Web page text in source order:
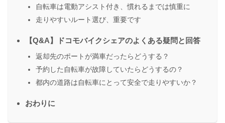
自転車は電動アシスト付き、慣れるまでは慎重に
走りやすいルート選び、重要です
【Q&A】ドコモバイクシェアのよくある疑問と回答
返却先のポートが満車だったらどうする？
予約した自転車が故障していたらどうするの？
都内の道路は自転車にとって安全で走りやすいか？
おわりに